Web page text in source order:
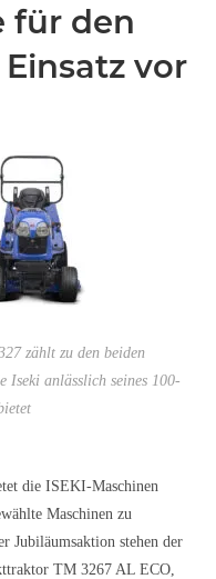
für den
vor
zählt zu den beiden
Iseki anlässlich seines 100-
die ISEKI-Maschinen
Maschinen zu
Jubiläumsaktion stehen der
TM 3267 AL ECO,